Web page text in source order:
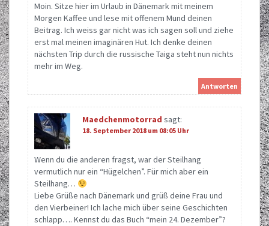
Moin. Sitze hier im Urlaub in Dänemark mit meinem
Morgen Kaffee und lese mit offenem Mund deinen
Beitrag. Ich weiss gar nicht was ich sagen soll und ziehe
erst mal meinen imaginären Hut. Ich denke deinen
nächsten Trip durch die russische Taiga steht nun nichts
mehr im Weg.
Antworten
Maedchenmotorrad sagt:
18. September 2018 um 08:05 Uhr
Wenn du die anderen fragst, war der Steilhang
vermutlich nur ein “Hügelchen”. Für mich aber ein
Steilhang…
Liebe Grüße nach Dänemark und grüß deine Frau und
den Vierbeiner! Ich lache mich über seine Geschichten
schlapp…. Kennst du das Buch “mein 24. Dezember”?